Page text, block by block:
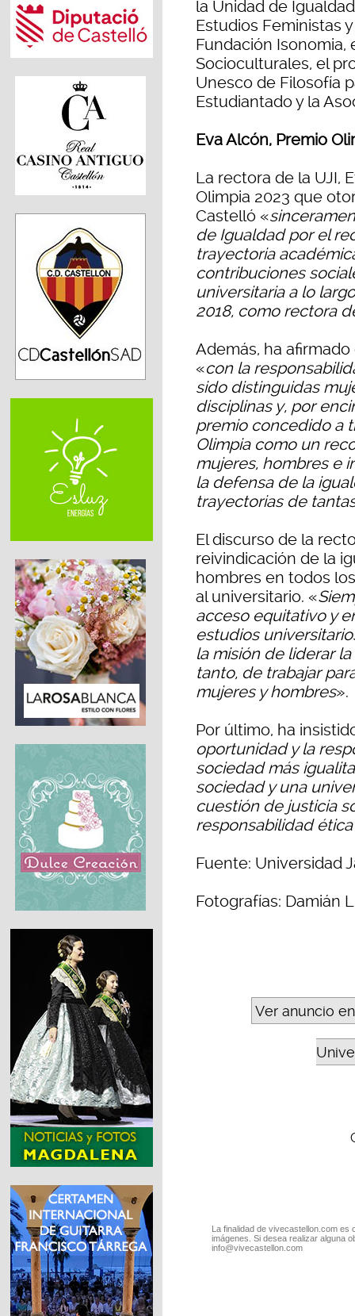
la Unidad de
Estudios Feministas
Fundación Isonomia,
Socioculturales, el
Unesco de Filosofía
Estudiantado y la
Eva Alcón, Premio
La rectora de la UJI,
Olimpia 2023 que
Castelló «
de Igualdad por el
trayectoria
contribuciones
universitaria a lo
2018, como rectora
Además, ha
«con la
sido distinguidas
disciplinas y, por
premio concedido a
Olimpia como un
mujeres, hombres e
la defensa de la
trayectorias de
El discurso de la
reivindicación de la
hombres en todos
al universitario. «
acceso equitativo y
estudios
la misión de liderar
tanto, de trabajar
mujeres y hombres».
Por último, ha
oportunidad y la
sociedad más
sociedad y una
cuestión de justicia
responsabilidad
Fuente: Universidad
Fotografías: Damián
Ver anuncio
La finalidad de vivecastellon.com
imágenes. Si desea realizar alguna
info@vivecastellon.com